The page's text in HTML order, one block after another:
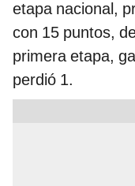
etapa nacional,
con 15 puntos,
primera etapa,
perdió 1.